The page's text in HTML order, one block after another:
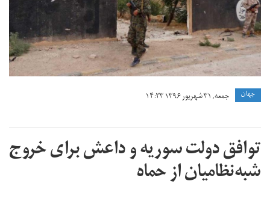
جهان جمعه, ۳۱ شهریور ۱۳۹۶ ۱۴:۳۳
توافق دولت سوریه و داعش برای خروج
شبه‌نظامیان از حماه